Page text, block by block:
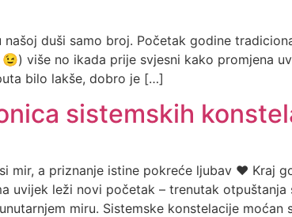
našoj duši samo broj. Početak godine
više no ikada prije svjesni kako promjena
bilo lakše, dobro je […]
sistemskih
mir, a priznanje istine pokreće ljubav ♥️ Kraj
uvijek leži novi početak – trenutak
miru. Sistemske konstelacije moćan